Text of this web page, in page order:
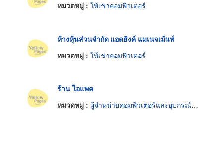
หมวดหมู่ : ให้เช่าคอมพิวเตอร์
ห้างหุ้นส่วนจำกัด แอดธิงค์ แมเนจเม้นท์
หมวดหมู่ : ให้เช่าคอมพิวเตอร์
ร้าน ไอแพค
หมวดหมู่ : ผู้จำหน่ายคอมพิวเตอร์และอุปกรณ์ต่อพ่วง